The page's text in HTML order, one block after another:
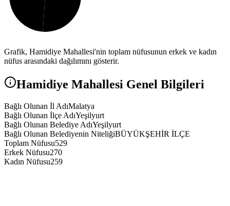
Grafik, Hamidiye Mahallesi'nin toplam nüfusunun erkek ve kadın
nüfus arasındaki dağılımını gösterir.
Hamidiye Mahallesi Genel Bilgileri
Bağlı Olunan İl AdıMalatya
Bağlı Olunan İlçe AdıYeşilyurt
Bağlı Olunan Belediye AdıYeşilyurt
Bağlı Olunan Belediyenin NiteliğiBÜYÜKŞEHİR İLÇE
Toplam Nüfusu529
Erkek Nüfusu270
Kadın Nüfusu259